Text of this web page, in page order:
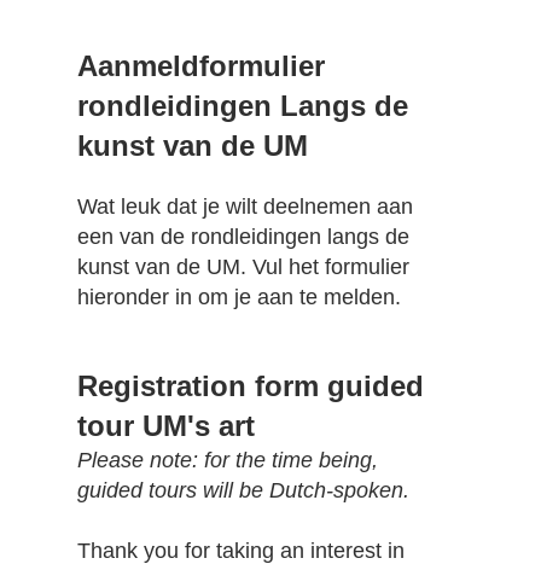
Aanmeldformulier
rondleidingen Langs de
kunst van de UM
Wat leuk dat je wilt deelnemen aan
een van de rondleidingen langs de
kunst van de UM. Vul het formulier
hieronder in om je aan te melden.
Registration form guided
tour UM's art
Please note: for the time being,
guided tours will be Dutch-spoken.
Thank you for taking an interest in